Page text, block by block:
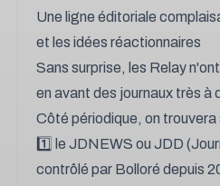
Une ligne éditoriale
et les idées réactionnaires
Sans surprise, les Relay
en avant des journaux très à
Côté périodique, on trouvera
1️⃣ le JDNEWS ou JDD
contrôlé par Bolloré depuis